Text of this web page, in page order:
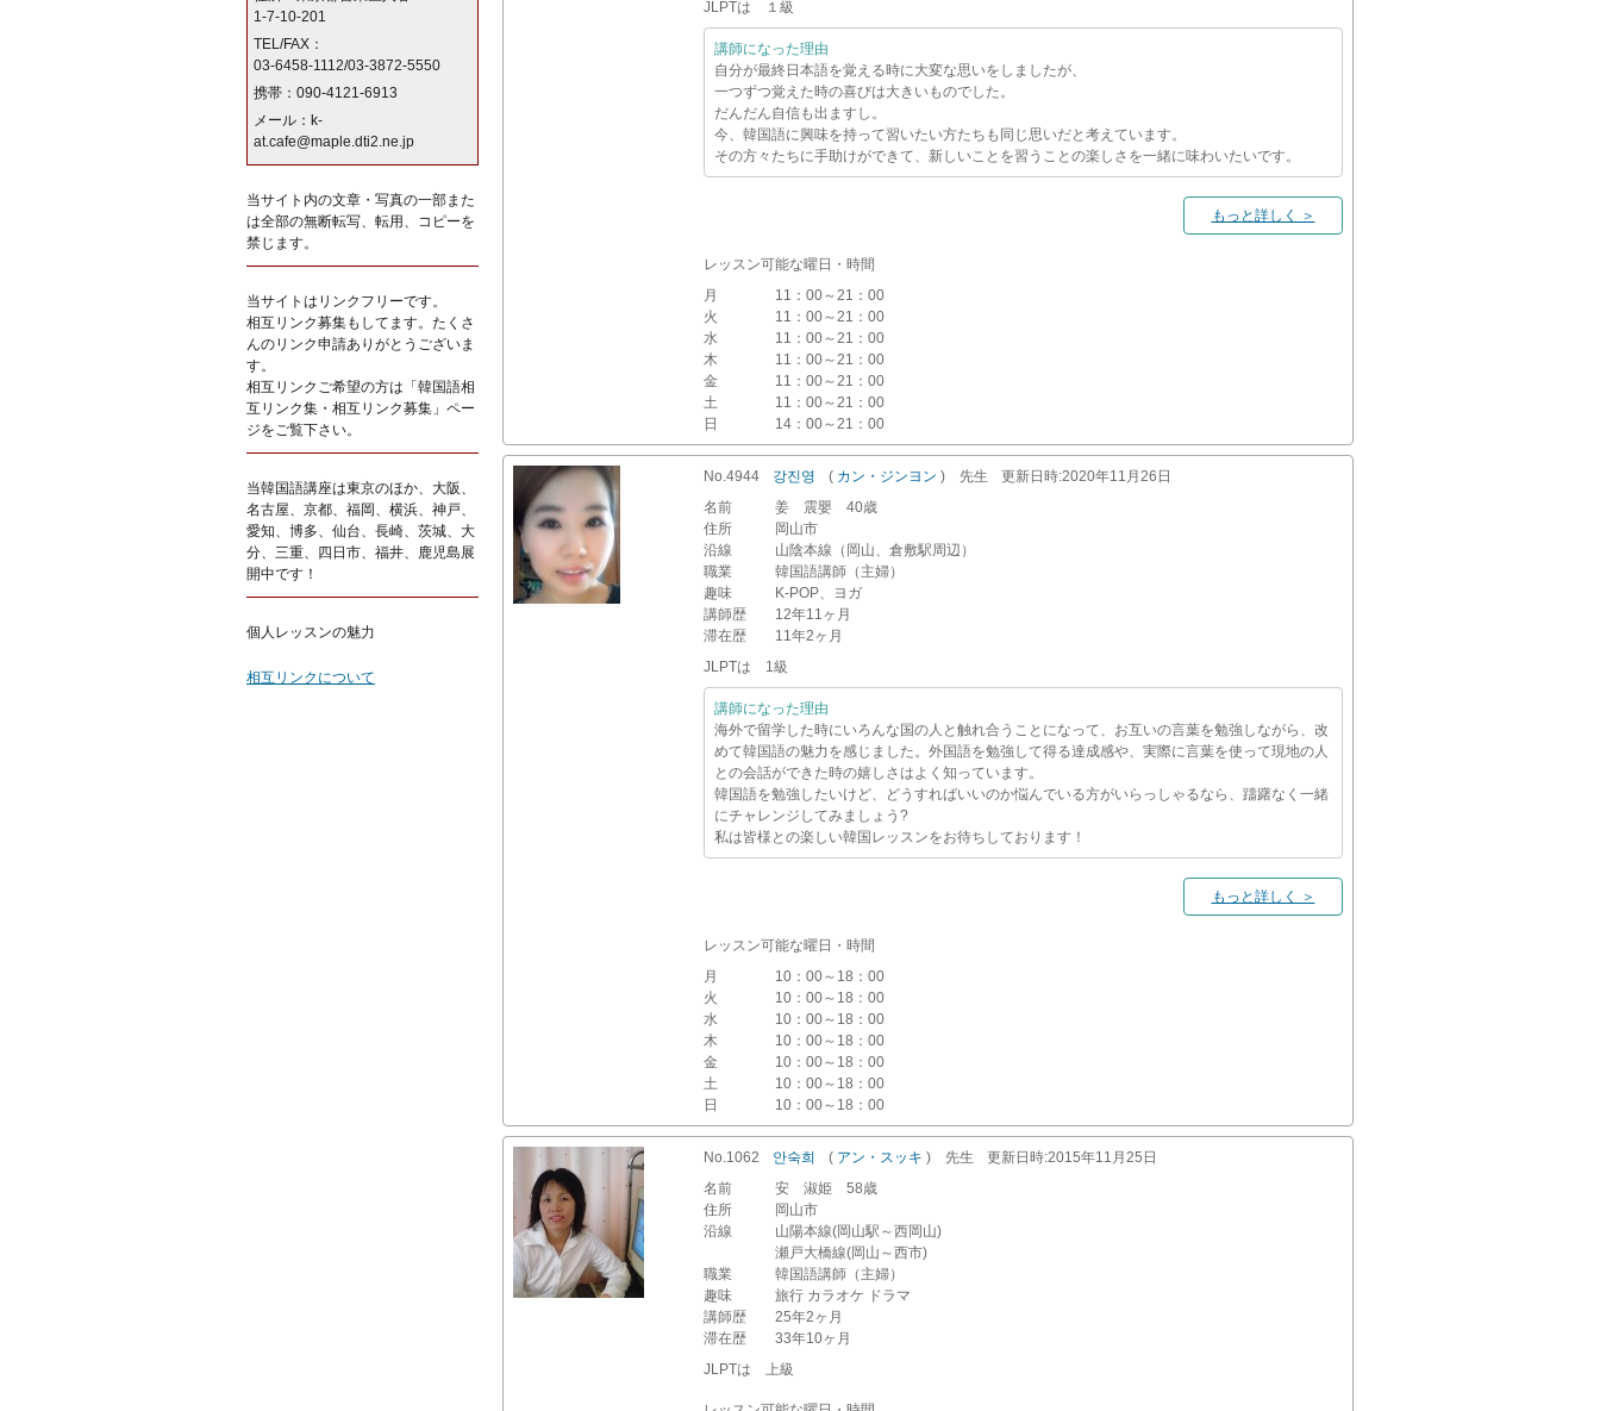
JLPTは １級
講師になった理由
自分が最終日本語を覚える時に大変な思いをしましたが、
一つずつ覚えた時の喜びは大きいものでした。
だんだん自信も出ますし。
今、韓国語に興味を持って習いたい方たちも同じ思いだと考えています。
その方々たちに手助けができて、新しいことを習うことの楽しさを一緒に味わいたいです。
もっと詳しく ＞
レッスン可能な曜日・時間
月
11：00～21：00
火
11：00～21：00
水
11：00～21：00
木
11：00～21：00
金
11：00～21：00
土
11：00～21：00
日
14：00～21：00
No.4944 강진영 ( カン・ジンヨン ) 先生 更新日時:2020年11月26日
名前
姜 震嬰 40歳
住所
岡山市
沿線
山陰本線（岡山、倉敷駅周辺）
職業
韓国語講師（主婦）
趣味
K-POP、ヨガ
講師歴
12年11ヶ月
滞在歴
11年2ヶ月
JLPTは 1級
講師になった理由
海外で留学した時にいろんな国の人と触れ合うことになって、お互いの言葉を勉強しながら、改
めて韓国語の魅力を感じました。外国語を勉強して得る達成感や、実際に言葉を使って現地の人
との会話ができた時の嬉しさはよく知っています。
韓国語を勉強したいけど、どうすればいいのか悩んでいる方がいらっしゃるなら、躊躇なく一緒
にチャレンジしてみましょう?
私は皆様との楽しい韓国レッスンをお待ちしております！
もっと詳しく ＞
レッスン可能な曜日・時間
月
10：00～18：00
火
10：00～18：00
水
10：00～18：00
木
10：00～18：00
金
10：00～18：00
土
10：00～18：00
日
10：00～18：00
No.1062 안숙희 ( アン・スッキ ) 先生 更新日時:2015年11月25日
名前
安 淑姫 58歳
住所
岡山市
沿線
山陽本線(岡山駅～西岡山)
瀬戸大橋線(岡山～西市)
職業
韓国語講師（主婦）
趣味
旅行 カラオケ ドラマ
講師歴
25年2ヶ月
滞在歴
33年10ヶ月
JLPTは 上級
1-7-10-201
TEL/FAX：
03-6458-1112/03-3872-5550
携帯：090-4121-6913
メール：k-
at.cafe@maple.dti2.ne.jp
当サイト内の文章・写真の一部また
は全部の無断転写、転用、コピーを
禁じます。
当サイトはリンクフリーです。
相互リンク募集もしてます。たくさ
んのリンク申請ありがとうございま
す。
相互リンクご希望の方は「韓国語相
互リンク集・相互リンク募集」ペー
ジをご覧下さい。
当韓国語講座は東京のほか、大阪、
名古屋、京都、福岡、横浜、神戸、
愛知、博多、仙台、長崎、茨城、大
分、三重、四日市、福井、鹿児島展
開中です！
個人レッスンの魅力
相互リンクについて